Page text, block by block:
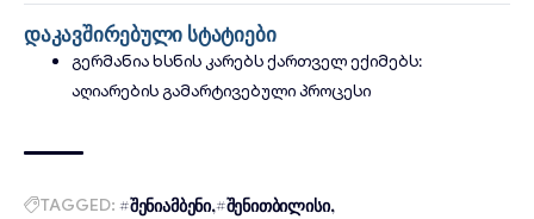
დაკავშირებული სტატიები
გერმანია ხსნის კარებს ქართველ ექიმებს:
აღიარების გამარტივებული პროცესი
TAGGED: #შენიამბენი #შენითბილისი